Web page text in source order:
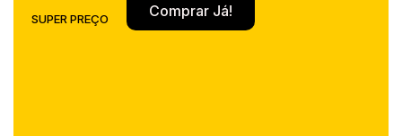
SUPER PREÇO Comprar Já!